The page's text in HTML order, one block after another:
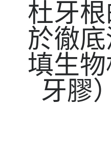
杜牙
於徹
填生
牙膠